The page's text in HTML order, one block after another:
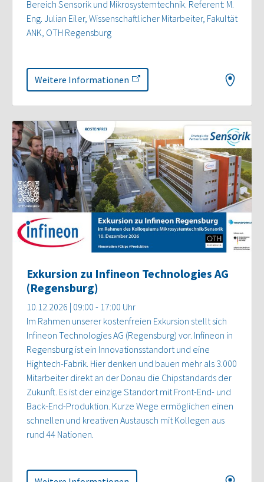
Bereich Sensorik und Mikrosystemtechnik. Referent: M.
Eng. Julian Eiler, Wissenschaftlicher Mitarbeiter, Fakultät
ANK, OTH Regensburg
Weitere Informationen
Exkursion zu Infineon Technologies AG
(Regensburg)
10.12.2026 | 09:00 - 17:00 Uhr
Im Rahmen unserer kostenfreien Exkursion stellt sich
Infineon Technologies AG (Regensburg) vor. Infineon in
Regensburg ist ein Innovationsstandort und eine
Hightech-Fabrik. Hier denken und bauen mehr als 3.000
Mitarbeiter direkt an der Donau die Chipstandards der
Zukunft. Es ist der einzige Standort mit Front-End- und
Back-End-Produktion. Kurze Wege ermöglichen einen
schnellen und kreativen Austausch mit Kollegen aus
rund 44 Nationen.